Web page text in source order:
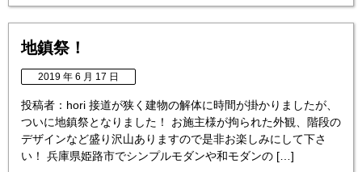
地鎮祭！
2019 年 6 月 17 日
投稿者：hori 接道が狭く建物の解体に時間が掛かりましたが、
ついに地鎮祭となりました！ お施主様が拘られた外観、階段の
デザインなど盛り沢山ありますので是非お楽しみにして下さ
い！ 兵庫県姫路市でシンプルモダンや和モダンの […]